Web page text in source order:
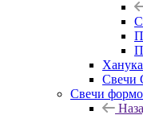
Свечи
Свечи